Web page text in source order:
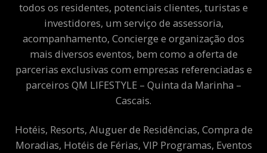
todos os residentes, potenciais clientes, turistas e
investidores, um serviço de assessoria,
acompanhamento, Concierge e organização dos
mais diversos eventos, bem como a oferta de
parcerias exclusivas com empresas referenciadas e
parceiros QM LIFESTYLE – Quinta da Marinha –
Cascais.
Hotéis, Resorts, Aluguer de Residências, Compra de
Moradias, Hotéis de Férias, VIP Programas, Eventos